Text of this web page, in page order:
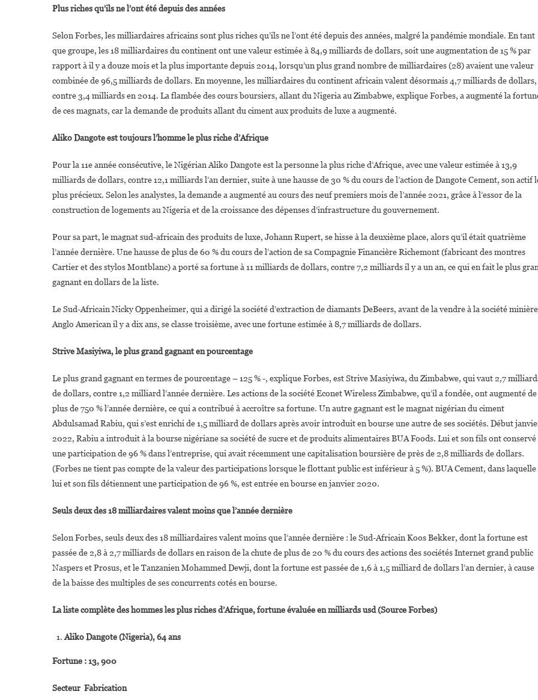
Plus riches qu’ils ne l’ont été depuis des années
Selon Forbes, les milliardaires africains sont plus riches qu’ils ne l’ont été depuis des années, malgré la pandémie mondiale. En tant
que groupe, les 18 milliardaires du continent ont une valeur estimée à 84,9 milliards de dollars, soit une augmentation de 15 % par
rapport à il y a douze mois et la plus importante depuis 2014, lorsqu’un plus grand nombre de milliardaires (28) avaient une valeur
combinée de 96,5 milliards de dollars. En moyenne, les milliardaires du continent africain valent désormais 4,7 milliards de dollars,
contre 3,4 milliards en 2014. La flambée des cours boursiers, allant du Nigeria au Zimbabwe, explique Forbes, a augmenté la
de ces magnats, car la demande de produits allant du ciment aux produits de luxe a augmenté.
Aliko Dangote est toujours l’homme le plus riche d’Afrique
Pour la 11e année consécutive, le Nigérian Aliko Dangote est la personne la plus riche d’Afrique, avec une valeur estimée à 13,9
milliards de dollars, contre 12,1 milliards l’an dernier, suite à une hausse de 30 % du cours de l’action de Dangote Cement, son actif
plus précieux. Selon les analystes, la demande a augmenté au cours des neuf premiers mois de l’année 2021, grâce à l’essor de la
construction de logements au Nigeria et de la croissance des dépenses d’infrastructure du gouvernement.
Pour sa part, le magnat sud-africain des produits de luxe, Johann Rupert, se hisse à la deuxième place, alors qu’il était quatrième
l’année dernière. Une hausse de plus de 60 % du cours de l’action de sa Compagnie Financière Richemont (fabricant des montres
Cartier et des stylos Montblanc) a porté sa fortune à 11 milliards de dollars, contre 7,2 milliards il y a un an, ce qui en fait le plus
gagnant en dollars de la liste.
Le Sud-Africain Nicky Oppenheimer, qui a dirigé la société d’extraction de diamants DeBeers, avant de la vendre à la société minière
Anglo American il y a dix ans, se classe troisième, avec une fortune estimée à 8,7 milliards de dollars.
Strive Masiyiwa, le plus grand gagnant en pourcentage
Le plus grand gagnant en termes de pourcentage – 125 % -, explique Forbes, est Strive Masiyiwa, du Zimbabwe, qui vaut 2,7
de dollars, contre 1,2 milliard l’année dernière. Les actions de la société Econet Wireless Zimbabwe, qu’il a fondée, ont augmenté de
plus de 750 % l’année dernière, ce qui a contribué à accroître sa fortune. Un autre gagnant est le magnat nigérian du ciment
Abdulsamad Rabiu, qui s’est enrichi de 1,5 milliard de dollars après avoir introduit en bourse une autre de ses sociétés. Début
2022, Rabiu a introduit à la bourse nigériane sa société de sucre et de produits alimentaires BUA Foods. Lui et son fils ont conservé
une participation de 96 % dans l’entreprise, qui avait récemment une capitalisation boursière de près de 2,8 milliards de dollars.
(Forbes ne tient pas compte de la valeur des participations lorsque le flottant public est inférieur à 5 %). BUA Cement, dans laquelle
lui et son fils détiennent une participation de 96 %, est entrée en bourse en janvier 2020.
Seuls deux des 18 milliardaires valent moins que l’année dernière
Selon Forbes, seuls deux des 18 milliardaires valent moins que l’année dernière : le Sud-Africain Koos Bekker, dont la fortune est
passée de 2,8 à 2,7 milliards de dollars en raison de la chute de plus de 20 % du cours des actions des sociétés Internet grand public
Naspers et Prosus, et le Tanzanien Mohammed Dewji, dont la fortune est passée de 1,6 à 1,5 milliard de dollars l’an dernier, à cause
de la baisse des multiples de ses concurrents cotés en bourse.
La liste complète des hommes les plus riches d’Afrique, fortune évaluée en milliards usd (Source Forbes)
Aliko Dangote (Nigeria), 64 ans
Fortune : 13, 900
Secteur Fabrication